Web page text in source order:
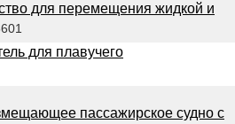
для перемещения жидкой и
для плавучего
пассажирское судно с